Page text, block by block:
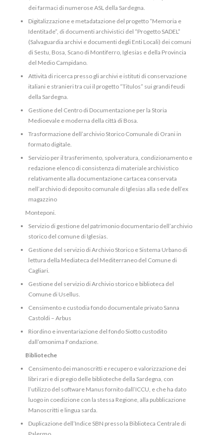
dei farmaci di numerose ASL della Sardegna.
Digitalizzazione e metadatazione del progetto “Memoria e
Identitade”, di documenti archivistici del “Progetto SADEL”
(Salvaguardia archivi e documenti degli Enti Locali) dei comuni
di Sestu, Bosa, Scano di Montiferro, Iglesias e della Provincia
del Medio Campidano.
Attività di ricerca presso gli archivi e istituti di conservazione
italiani e stranieri tra cui il progetto “Titulos” sui grandi feudi
della Sardegna.
Gestione del Centro di Documentazione per la Storia
Medioevale e moderna della città di Bosa.
Trasformazione dell’archivio Storico Comunale di Orani in
formato digitale.
Servizio per il trasferimento, spolveratura, condizionamento e
redazione elenco di consistenza di materiale archivistico
relativamente alla documentazione cartacea conservata
nell’archivio di deposito comunale di Iglesias alla sede dell’ex
magazzino
Monteponi.
Servizio di gestione del patrimonio documentario dell’archivio
storico del comune di Iglesias.
Gestione del servizio di Archivio Storico e Sistema Urbano di
lettura della Mediateca del Mediterraneo del Comune di
Cagliari.
Gestione del servizio di Archivio storico e biblioteca del
Comune di Usellus.
Censimento e custodia fondo documentale privato Sanna
Castoldi – Arbus
Riordino e inventariazione del fondo Siotto custodito
dall’omonima Fondazione.
Biblioteche
Censimento dei manoscritti e recupero e valorizzazione dei
libri rari e di pregio delle biblioteche della Sardegna, con
l’utilizzo del software Manus fornito dall’ICCU, e che ha dato
luogo in coedizione con la stessa Regione, alla pubblicazione
Manoscritti e lingua sarda.
Duplicazione dell’Indice SBN presso la Biblioteca Centrale di